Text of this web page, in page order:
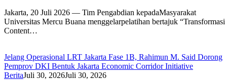
Jakarta, 20 Juli 2026 — Tim Pengabdian kepadaMasyarakat
Universitas Mercu Buana menggelarpelatihan bertajuk
Content…
Jelang Operasional LRT Jakarta Fase 1B, Rahimun M. Said Dorong
Pemprov DKI Bentuk Jakarta Economic Corridor Initiative
BeritaJuli 30, 2026Juli 30, 2026